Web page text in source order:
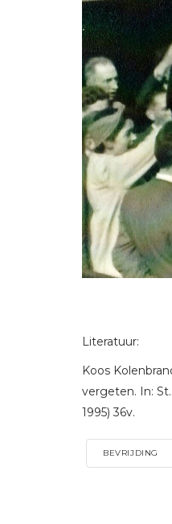
Literatuur:
Koos
vergeten. In:
1995) 36v.
BEVRIJDING